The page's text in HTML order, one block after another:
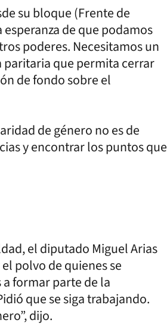
su bloque (Frente de
de que podamos
poderes. Necesitamos un
paritaria que permita cerrar
de fondo sobre el
de género no es de
y encontrar los puntos que
el diputado Miguel Arias
polvo de quienes se
formar parte de la
que se siga trabajando.
dijo.